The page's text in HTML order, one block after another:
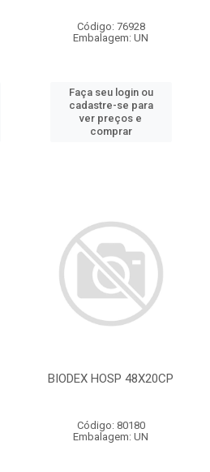
Código: 76928
Embalagem: UN
Faça seu login ou
cadastre-se para
ver preços e
comprar
BIODEX HOSP 48X20CP
Código: 80180
Embalagem: UN